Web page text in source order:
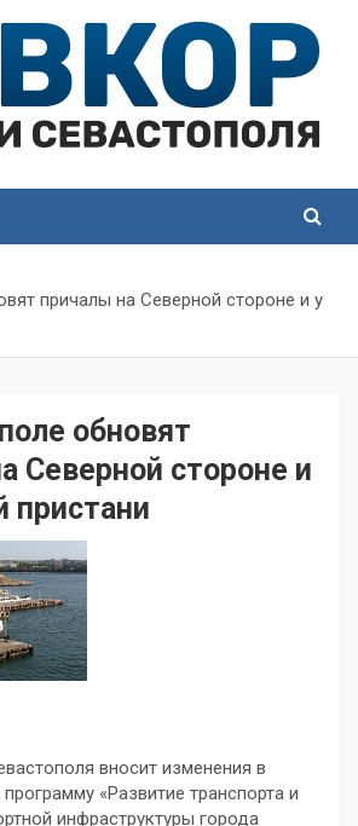
причалы на Северной стороне и у
обновят
Северной стороне и
пристани
вносит изменения в
«Развитие транспорта и
инфраструктуры города